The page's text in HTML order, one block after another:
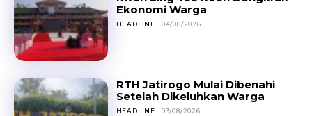
Ekonomi Warga
HEADLINE 04/08/2026
RTH Jatirogo Mulai Dibenahi
Setelah Dikeluhkan Warga
HEADLINE 03/08/2026